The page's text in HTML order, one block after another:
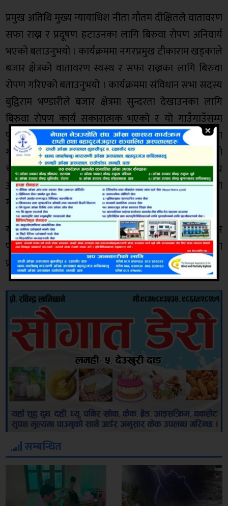
प्रमुख अतिथि मुख्य न्यायाधिश नीता गौतम दीक्षितले वातावरण
सफा राख्न र प्रदूषण हटाउनका लागि बिरुवा रोपण अनिवार्य
भएको बताउनुभयो । कार्यक्रममा नगरप्रमुख टीकाराम खड्काले
बजार क्षेत्रको वातावरण स्वस्थ र सफा राख्नका लागि बिरुवा
रोपण गरिएको बताउनुभयो । कार्यक्रममा संविधान सभा सदस्य
बुद्विराम भण्डारीले बजार क्षेत्रमा सुन्दरता देखाउनका लागि
बिरुवा रोपण कार्य सकारात्मक भएको र यो गाउँगाउँसम्म
पुर्‍याउनुपर्ने बताउनुभयो । कार्यक्रममा मुख्य न्यायाधीस नीता
गौतम दीक्षित,नगरप्रमुख टीकाराम खड्का,उपप्रमुख स्यानी
चौधरी,संविधान सभा सदस्य बुद्विराम भण्डारी,प्रमुख प्रशासकीय
अधिकृत मोहन पौडेलले विभिन्न प्रजातिका बिरुवा रोपण
गर्नुभएको थियो ।
यस्तै कार्यक्रममा बारेमा प्रमुख प्रशासकीय अकिृत मोहन
पौडेलले जानकारी दिनुभएको थियो भने सरसफाई शाखाका
प्रमुख माधव पौडेलले कार्यक्रमको सञ्चालन गर्नुभएको थियो ।
सम्बन्धित